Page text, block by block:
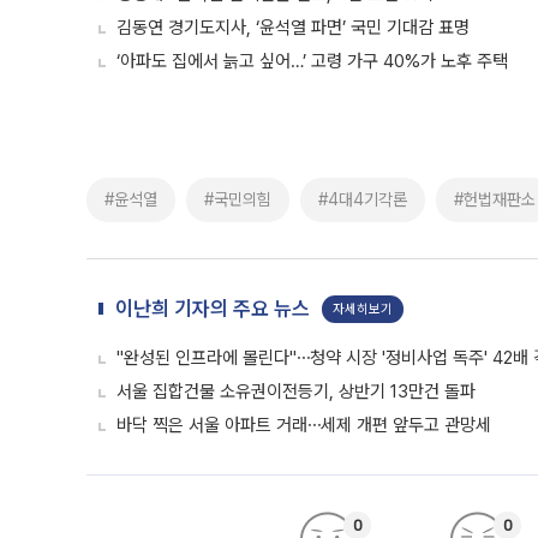
김동연 경기도지사, ‘윤석열 파면’ 국민 기대감 표명
‘아파도 집에서 늙고 싶어…’ 고령 가구 40%가 노후 주택
#윤석열 #국민의힘 #4대4기각론 #헌법재판소
이난희 기자의 주요 뉴스 자세히보기
"완성된 인프라에 몰린다"⋯청약 시장 '정비사업 독주' 42배
서울 집합건물 소유권이전등기, 상반기 13만건 돌파
바닥 찍은 서울 아파트 거래⋯세제 개편 앞두고 관망세
0 0